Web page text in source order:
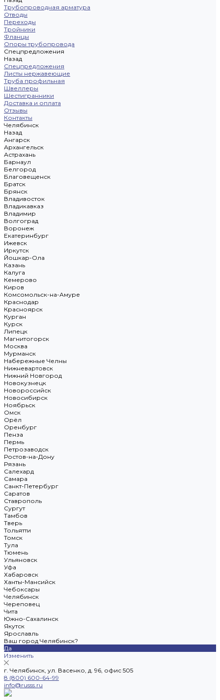
Трубопроводная арматура
Отводы
Переходы
Тройники
Фланцы
Опоры трубопровода
Спецпредложения
Назад
Спецпредложения
Листы нержавеющие
Труба профильная
Швеллеры
Шестигранники
Доставка и оплата
Отзывы
Контакты
Челябинск
Назад
Ангарск
Архангельск
Астрахань
Барнаул
Белгород
Благовещенск
Братск
Брянск
Владивосток
Владикавказ
Владимир
Волгоград
Воронеж
Екатеринбург
Ижевск
Иркутск
Йошкар-Ола
Казань
Калуга
Кемерово
Киров
Комсомольск-на-Амуре
Краснодар
Красноярск
Курган
Курск
Липецк
Магнитогорск
Москва
Мурманск
Набережные Челны
Нижневартовск
Нижний Новгород
Новокузнецк
Новороссийск
Новосибирск
Ноябрьск
Омск
Орёл
Оренбург
Пенза
Пермь
Петрозаводск
Ростов-на-Дону
Рязань
Салехард
Самара
Санкт-Петербург
Саратов
Ставрополь
Сургут
Тамбов
Тверь
Тольятти
Томск
Тула
Тюмень
Ульяновск
Уфа
Хабаровск
Ханты-Мансийск
Чебоксары
Челябинск
Череповец
Чита
Южно-Сахалинск
Якутск
Ярославль
Ваш город Челябинск?
Да
Изменить
г. Челябинск, ул. Васенко, д. 96, офис 505
8 (800) 600-64-99
info@russs.ru